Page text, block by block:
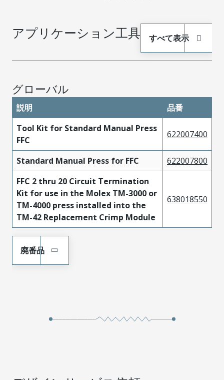
アプリケーション工具 すべて表示
グローバル
説明
品番
Tool Kit for Standard Manual Press
FFC
622007400
Standard Manual Press for FFC
622007800
FFC 2 thru 20 Circuit Termination
Kit for use in the Molex TM-3000 or
TM-4000 press installed into the
TM-42 Replacement Crimp Module
638018550
廃番品